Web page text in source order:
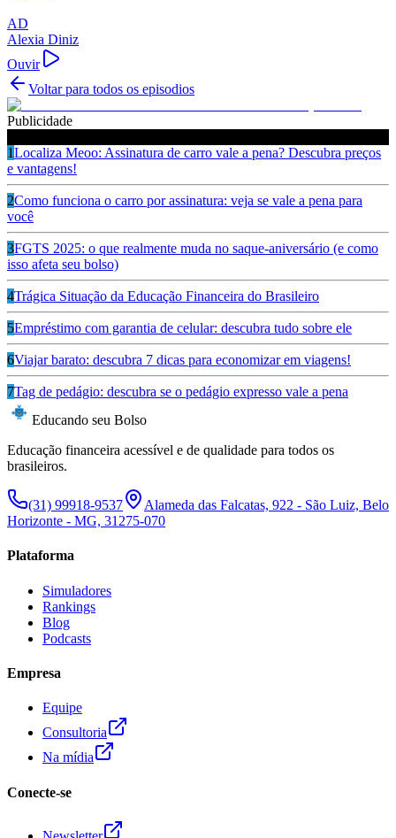
AD
Alexia Diniz
Ouvir
Voltar para todos os episodios
Publicidade
1Localiza Meoo: Assinatura de carro vale a pena? Descubra preços
e vantagens!
2Como funciona o carro por assinatura: veja se vale a pena para
você
3FGTS 2025: o que realmente muda no saque-aniversário (e como
isso afeta seu bolso)
4Trágica Situação da Educação Financeira do Brasileiro
5Empréstimo com garantia de celular: descubra tudo sobre ele
6Viajar barato: descubra 7 dicas para economizar em viagens!
7Tag de pedágio: descubra se o pedágio expresso vale a pena
Educando seu Bolso
Educação financeira acessível e de qualidade para todos os
brasileiros.
(31) 99918-9537
Alameda das Falcatas, 922 - São Luiz, Belo
Horizonte - MG, 31275-070
Plataforma
Simuladores
Rankings
Blog
Podcasts
Empresa
Equipe
Consultoria
Na mídia
Conecte-se